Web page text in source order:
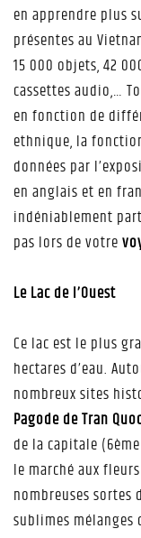
en apprendre plus
présentes au
15 000 objets, 42
cassettes audio,…
en fonction de
ethnique, la
données par
en anglais et en
indéniablement
pas lors de votre
Le Lac de l’Ouest
Ce lac est le plus
hectares d’eau.
nombreux sites
Pagode de Tran
de la capitale
le marché aux
nombreuses
sublimes mélanges